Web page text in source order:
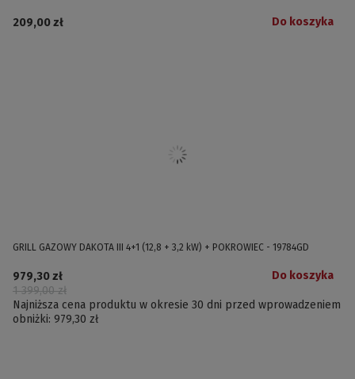
209,00 zł Do koszyka
GRILL GAZOWY DAKOTA III 4+1 (12,8 + 3,2 kW) + POKROWIEC - 19784GD
979,30 zł
1 399,00 zł
Najniższa cena produktu w okresie 30 dni przed wprowadzeniem
obniżki: 979,30 zł
Do koszyka